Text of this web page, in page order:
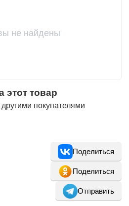
не найдены
этот товар
покупателями
Поделиться
Поделиться
Отправить